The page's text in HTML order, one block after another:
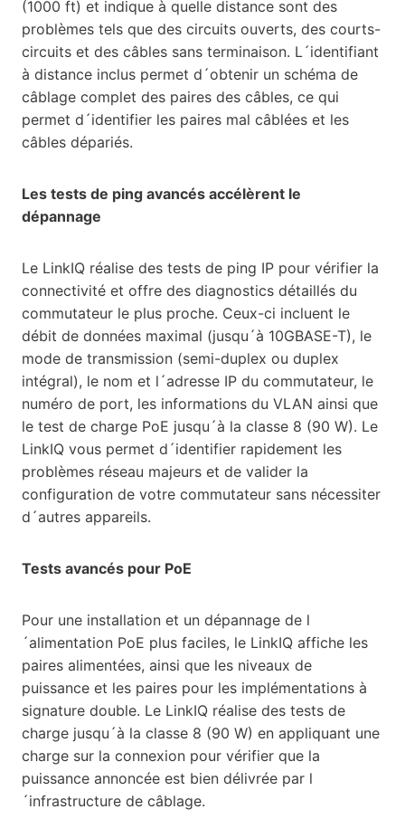
(1000 ft) et indique à quelle distance sont des
problèmes tels que des circuits ouverts, des courts-
circuits et des câbles sans terminaison. L´identifiant
à distance inclus permet d´obtenir un schéma de
câblage complet des paires des câbles, ce qui
permet d´identifier les paires mal câblées et les
câbles dépariés.
Les tests de ping avancés accélèrent le
dépannage
Le LinkIQ réalise des tests de ping IP pour vérifier la
connectivité et offre des diagnostics détaillés du
commutateur le plus proche. Ceux-ci incluent le
débit de données maximal (jusqu´à 10GBASE-T), le
mode de transmission (semi-duplex ou duplex
intégral), le nom et l´adresse IP du commutateur, le
numéro de port, les informations du VLAN ainsi que
le test de charge PoE jusqu´à la classe 8 (90 W). Le
LinkIQ vous permet d´identifier rapidement les
problèmes réseau majeurs et de valider la
configuration de votre commutateur sans nécessiter
d´autres appareils.
Tests avancés pour PoE
Pour une installation et un dépannage de l
´alimentation PoE plus faciles, le LinkIQ affiche les
paires alimentées, ainsi que les niveaux de
puissance et les paires pour les implémentations à
signature double. Le LinkIQ réalise des tests de
charge jusqu´à la classe 8 (90 W) en appliquant une
charge sur la connexion pour vérifier que la
puissance annoncée est bien délivrée par l
´infrastructure de câblage.